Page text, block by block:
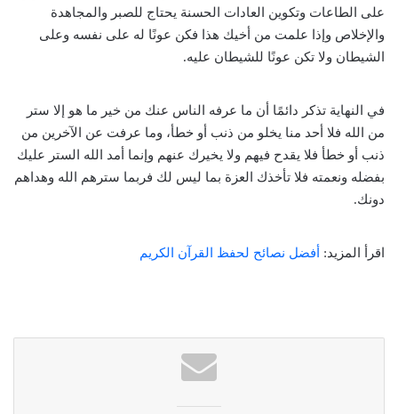
على الطاعات وتكوين العادات الحسنة يحتاج للصبر والمجاهدة
والإخلاص وإذا علمت من أخيك هذا فكن عونًا له على نفسه وعلى
الشيطان ولا تكن عونًا للشيطان عليه.
في النهاية تذكر دائمًا أن ما عرفه الناس عنك من خير ما هو إلا ستر
من الله فلا أحد منا يخلو من ذنب أو خطأ، وما عرفت عن الآخرين من
ذنب أو خطأ فلا يقدح فيهم ولا يخيرك عنهم وإنما أمد الله الستر عليك
بفضله ونعمته فلا تأخذك العزة بما ليس لك فربما سترهم الله وهداهم
دونك.
اقرأ المزيد: أفضل نصائح لحفظ القرآن الكريم